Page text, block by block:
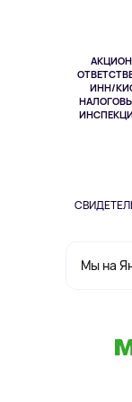
ИНН/
Мы на
Здоровье
Одежда и